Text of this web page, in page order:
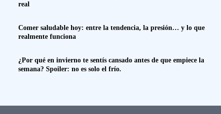
real
Comer saludable hoy: entre la tendencia, la presión… y lo que
realmente funciona
¿Por qué en invierno te sentís cansado antes de que empiece la
semana? Spoiler: no es solo el frío.